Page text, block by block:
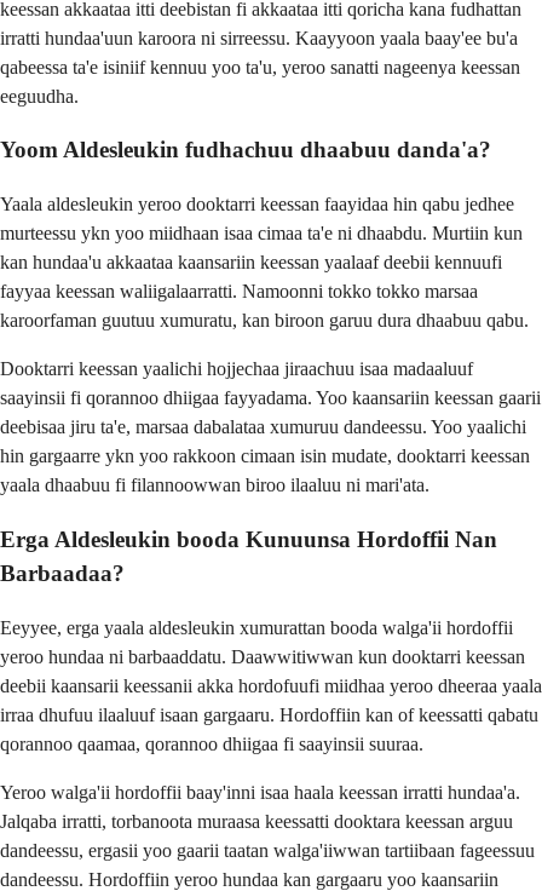
keessan akkaataa itti deebistan fi akkaataa itti qoricha kana fudhattan
irratti hundaa'uun karoora ni sirreessu. Kaayyoon yaala baay'ee bu'a
qabeessa ta'e isiniif kennuu yoo ta'u, yeroo sanatti nageenya keessan
eeguudha.
Yoom Aldesleukin fudhachuu dhaabuu danda'a?
Yaala aldesleukin yeroo dooktarri keessan faayidaa hin qabu jedhee
murteessu ykn yoo miidhaan isaa cimaa ta'e ni dhaabdu. Murtiin kun
kan hundaa'u akkaataa kaansariin keessan yaalaaf deebii kennuufi
fayyaa keessan waliigalaarratti. Namoonni tokko tokko marsaa
karoorfaman guutuu xumuratu, kan biroon garuu dura dhaabuu qabu.
Dooktarri keessan yaalichi hojjechaa jiraachuu isaa madaaluuf
saayinsii fi qorannoo dhiigaa fayyadama. Yoo kaansariin keessan gaarii
deebisaa jiru ta'e, marsaa dabalataa xumuruu dandeessu. Yoo yaalichi
hin gargaarre ykn yoo rakkoon cimaan isin mudate, dooktarri keessan
yaala dhaabuu fi filannoowwan biroo ilaaluu ni mari'ata.
Erga Aldesleukin booda Kunuunsa Hordoffii Nan
Barbaadaa?
Eeyyee, erga yaala aldesleukin xumurattan booda walga'ii hordoffii
yeroo hundaa ni barbaaddatu. Daawwitiwwan kun dooktarri keessan
deebii kaansarii keessanii akka hordofuufi miidhaa yeroo dheeraa yaala
irraa dhufuu ilaaluuf isaan gargaaru. Hordoffiin kan of keessatti qabatu
qorannoo qaamaa, qorannoo dhiigaa fi saayinsii suuraa.
Yeroo walga'ii hordoffii baay'inni isaa haala keessan irratti hundaa'a.
Jalqaba irratti, torbanoota muraasa keessatti dooktara keessan arguu
dandeessu, ergasii yoo gaarii taatan walga'iiwwan tartiibaan fageessuu
dandeessu. Hordoffiin yeroo hundaa kan gargaaru yoo kaansariin